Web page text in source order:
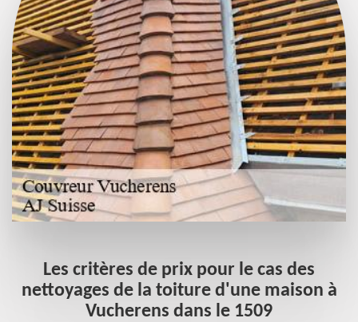
Les critères de prix pour le cas des
nettoyages de la toiture d'une maison à
Vucherens dans le 1509